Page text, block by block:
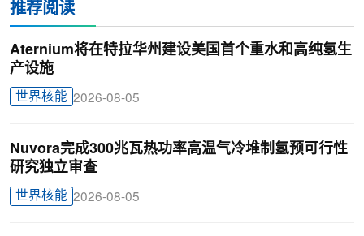
推荐阅读
Aternium将在特拉华州建设美国首个重水和高纯氢生
产设施
世界核能 2026-08-05
Nuvora完成300兆瓦热功率高温气冷堆制氢预可行性
研究独立审查
世界核能 2026-08-05